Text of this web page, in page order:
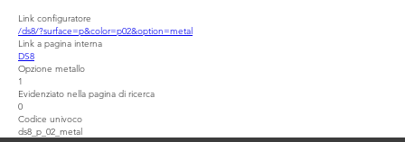
Link configuratore
/ds8/?surface=p&color=p02&option=metal
Link a pagina interna
DS8
Opzione metallo
1
Evidenziato nella pagina di ricerca
0
Codice univoco
ds8_p_02_metal